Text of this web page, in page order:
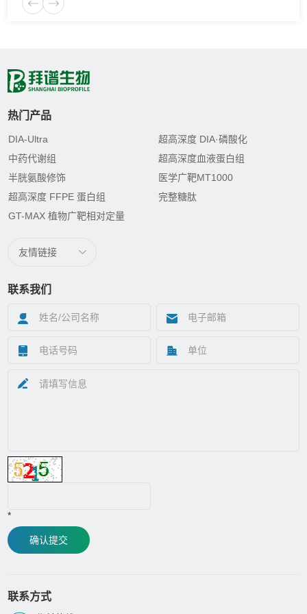
热门产品
DIA-Ultra
超高深度 DIA·磷酸化
中药代谢组
超高深度血液蛋白组
半胱氨酸修饰
医学广靶MT1000
超高深度 FFPE 蛋白组
完整糖肽
GT-MAX 植物广靶相对定量
友情链接
联系我们
*
确认提交
联系方式